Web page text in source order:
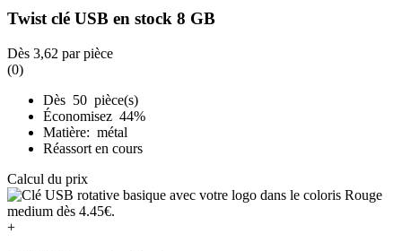
Twist clé USB en stock 8 GB
Dès 3,62 par pièce
(0)
Dès 50 pièce(s)
Économisez 44%
Matière: métal
Réassort en cours
Calcul du prix
+